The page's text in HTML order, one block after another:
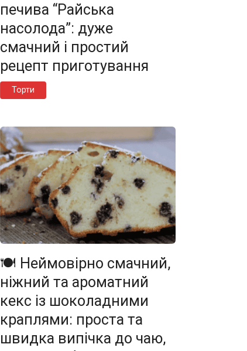
печива “Райська
насолода”: дуже
смачний і простий
рецепт приготування
Торти
🍽️ Неймовірно смачний,
ніжний та ароматний
кекс із шоколадними
краплями: проста та
швидка випічка до чаю,